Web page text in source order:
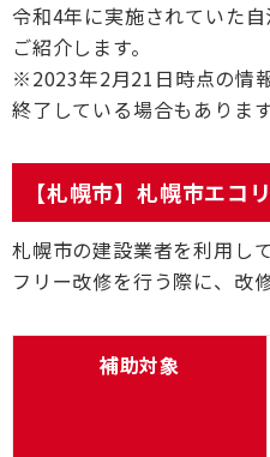
令和4年に実施されていた
ご紹介します。
※2023年2月21日時点の情
終了している場合もあります
【札幌市】札幌市エコ
札幌市の建設業者を利用し
フリー改修を行う際に、改
補助対象